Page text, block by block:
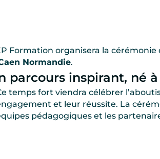
Formation organisera la cérémonie
Normandie.
parcours inspirant, né à
temps fort viendra célébrer
et leur réussite. La
pédagogiques et les